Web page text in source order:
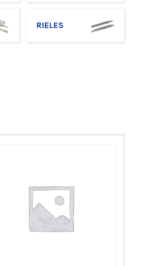
RIELES